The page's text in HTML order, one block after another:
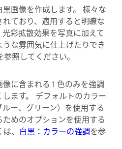
画像を作成します。 様々な
ており、適用すると明瞭な
彩拡散効果を写真に加えて
な雰囲気に仕上げたりでき
参照してください。
像に含まれる 1 色のみを強調
ます。 デフォルトのカラー
ルー、グリーン）を使用する
めのオプションを使用する
、 白黒：カラーの強調を参